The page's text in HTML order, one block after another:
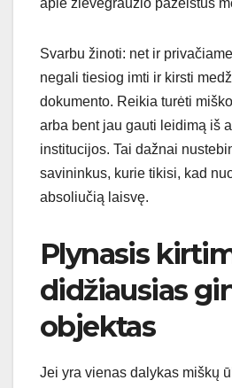
apie žievėgraužio pažeistus
Svarbu žinoti: net ir
negali tiesiog imti ir kirsti
dokumento. Reikia turėti
arba bent jau gauti leidimą iš
institucijos. Tai dažnai
savininkus, kurie tikisi, kad
absoliučią laisvę.
Plynasis
didžiausias
objektas
Jei yra vienas dalykas miškų